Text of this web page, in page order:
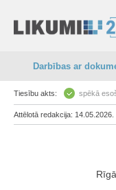
Darbības ar
Tiesību akts: spēkā
Attēlotā redakcija: 14.05.2026.